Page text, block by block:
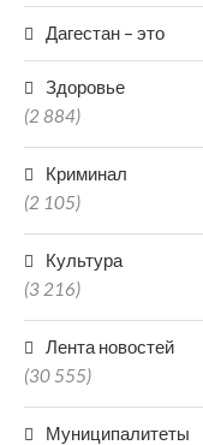
Дагестан – это
Здоровье
(2 884)
Криминал
(2 105)
Культура
(3 216)
Лента новостей
(30 555)
Муниципалитеты